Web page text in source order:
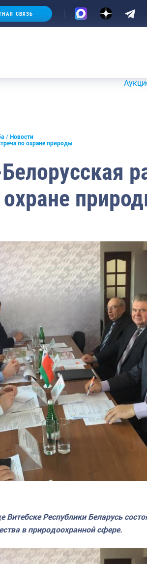
СВЯЗЬ
Аукционы 20-21
Новости
по охране природы
Витебске Республики Беларусь
в природоохранной сфере.